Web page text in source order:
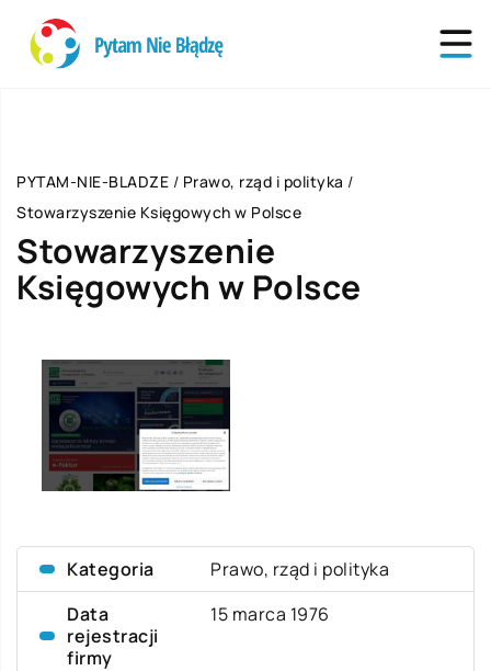
PYTAM-NIE-BLADZE / Prawo, rząd i polityka /
Stowarzyszenie Księgowych w Polsce
Stowarzyszenie
Księgowych w Polsce
Kategoria
Prawo, rząd i polityka
Data
rejestracji
firmy
15 marca 1976